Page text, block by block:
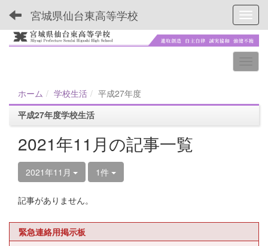
宮城県仙台東高等学校
ホーム 学校生活
平成27年度
平成27年度学校生活
2021年11月の記事一覧
2021年11月 1件
記事がありません。
緊急連絡用掲示板